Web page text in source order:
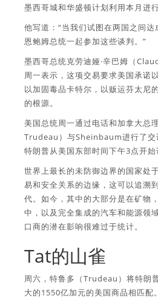
墨西哥城和华盛顿计划利用本月进
他写道：“当我们试图在两国之间达
恩鲍姆总统一起参加这些谈判。”
墨西哥总统克劳迪娅·辛巴姆（
周一表示，这项交易要求美国承诺
以加固毒品卡特尔，以贩运芬太尼
的根源。
美国总统周一通过电话和加拿大总
Trudeau）与Sheinbaum进行了交
特朗普从美国东部时间下午3点开始
世界上最长的未防御边界的国家处
易和安全关系的边缘，这可以追溯
代。如今，其中的大部分是在矿物
中，以及完全集成的汽车和能源领
口商的潜在影响很难过于统计。
Tat的山雀
周六，特鲁多（Trudeau）将特朗
大的1550亿加元的美国商品相匹配